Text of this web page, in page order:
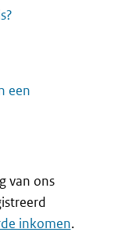
een
van ons
inkomen.